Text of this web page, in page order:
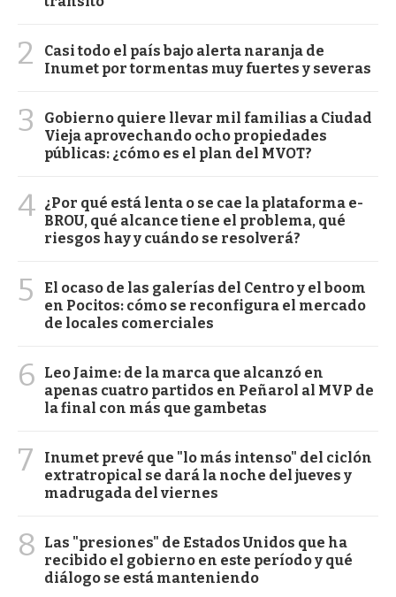
2
Casi todo el país bajo alerta naranja de
Inumet por tormentas muy fuertes y severas
3
Gobierno quiere llevar mil familias a Ciudad
Vieja aprovechando ocho propiedades
públicas: ¿cómo es el plan del MVOT?
4 ¿Por qué está lenta o se cae la plataforma e-
BROU, qué alcance tiene el problema, qué
riesgos hay y cuándo se resolverá?
5
El ocaso de las galerías del Centro y el boom
en Pocitos: cómo se reconfigura el mercado
de locales comerciales
6
Leo Jaime: de la marca que alcanzó en
apenas cuatro partidos en Peñarol al MVP de
la final con más que gambetas
7
Inumet prevé que "lo más intenso" del ciclón
extratropical se dará la noche del jueves y
madrugada del viernes
8
Las "presiones" de Estados Unidos que ha
recibido el gobierno en este período y qué
diálogo se está manteniendo